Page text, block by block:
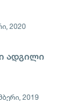
2020
ადგილი
2019